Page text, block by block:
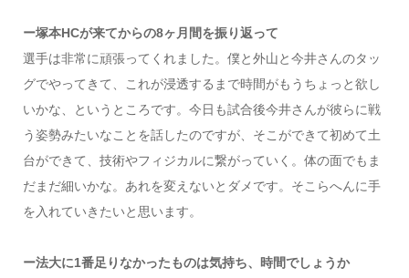
ー塚本HCが来てからの8ヶ月間を振り返って
選手は非常に頑張ってくれました。僕と外山と今井さんのタッ
グでやってきて、これが浸透するまで時間がもうちょっと欲し
いかな、というところです。今日も試合後今井さんが彼らに戦
う姿勢みたいなことを話したのですが、そこができて初めて土
台ができて、技術やフィジカルに繋がっていく。体の面でもま
だまだ細いかな。あれを変えないとダメです。そこらへんに手
を入れていきたいと思います。
ー法大に1番足りなかったものは気持ち、時間でしょうか